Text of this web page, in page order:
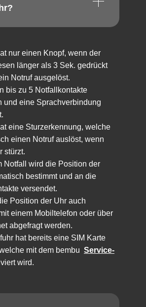
nur einen Knopf, wenn der
länger als 3 Sek. gedrückt
Notruf ausgelöst.
bis zu 5 Notfallkontakte
und eine Sprachverbindung
eine Sturzerkennung, welche
einen Notruf auslöst, wenn
stürzt.
Notfall wird die Position der
bestimmt und an die
versendet.
Position der Uhr auch
einem Mobiltelefon oder über
abgefragt werden.
hat bereits eine SIM Karte
mit dem bembu Service-
wird.